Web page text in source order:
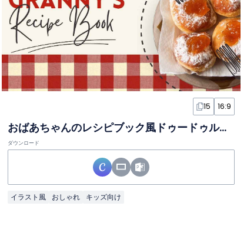
15 16:9
おばあちゃんのレシピブック風ドゥードゥルスライド
ダウンロード
イラスト風 おしゃれ キッズ向け